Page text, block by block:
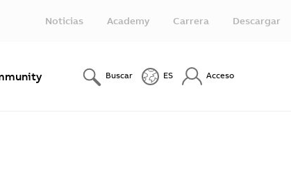
Noticias Academy Carrera Descargar
Buscar ES Acceso